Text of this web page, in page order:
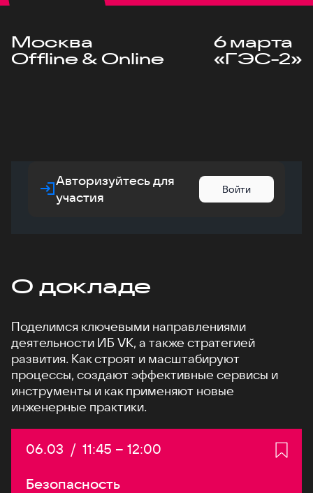
Москва
Offline & Online
6 марта
«ГЭС-2»
Авторизуйтесь для
участия
Войти
О докладе
Поделимся ключевыми направлениями
деятельности ИБ VK, а также стратегией
развития. Как строят и масштабируют
процессы, создают эффективные сервисы и
инструменты и как применяют новые
инженерные практики.
Дата:
06.03 / Начало:
11:45 – Конец:
12:00
Безопасность